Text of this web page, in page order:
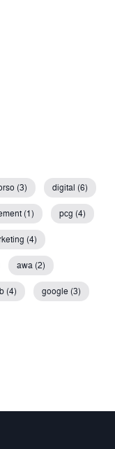
(3) digital (6)
(1) pcg (4)
(4)
awa (2)
(4) google (3)